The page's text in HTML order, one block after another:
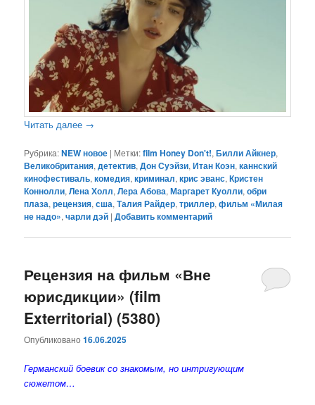
Читать далее →
Рубрика:NEW новое | Метки:film Honey Don't!,Билли Айкнер,
Великобритания,детектив,Дон Суэйзи,Итан Коэн,каннский
кинофестиваль,комедия,криминал,крис эванс,Кристен
Коннолли,Лена Холл,Лера Абова,Маргарет Куолли,обри
плаза,рецензия,сша,Талия Райдер,триллер,фильм «Милая
не надо»,чарли дэй |Добавить комментарий
Рецензия на фильм «Вне
юрисдикции» (film
Exterritorial) (5380)
Опубликовано16.06.2025
Германский боевик со знакомым, но интригующим
сюжетом…